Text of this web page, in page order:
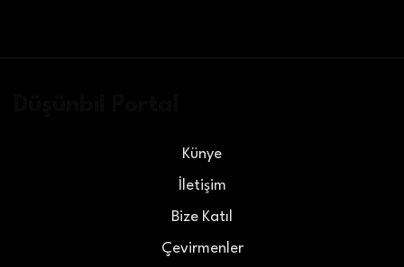
Künye
İletişim
Bize Katıl
Çevirmenler